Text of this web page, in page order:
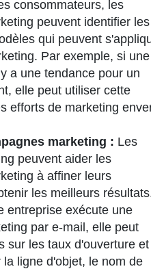
consommateurs, les
peuvent identifier les
qui peuvent
Par exemple, si une
a une tendance pour un
elle peut utiliser cette
efforts de marketing
marketing : Les
peuvent aider les
à affiner leurs
les meilleurs
entreprise exécute une
par e-mail, elle peut
sur les taux d'ouverture
ligne d'objet, le nom de